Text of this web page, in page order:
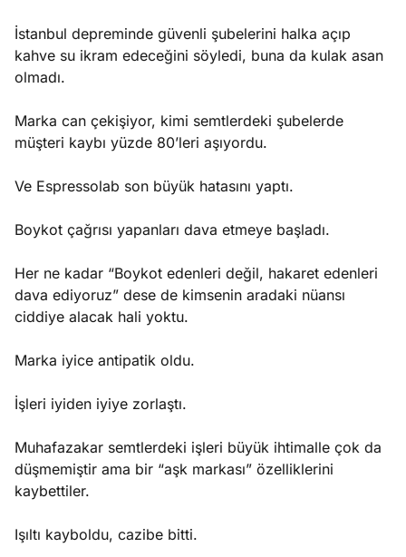
İstanbul depreminde güvenli şubelerini halka açıp
kahve su ikram edeceğini söyledi, buna da kulak asan
olmadı.
Marka can çekişiyor, kimi semtlerdeki şubelerde
müşteri kaybı yüzde 80’leri aşıyordu.
Ve Espressolab son büyük hatasını yaptı.
Boykot çağrısı yapanları dava etmeye başladı.
Her ne kadar “Boykot edenleri değil, hakaret edenleri
dava ediyoruz” dese de kimsenin aradaki nüansı
ciddiye alacak hali yoktu.
Marka iyice antipatik oldu.
İşleri iyiden iyiye zorlaştı.
Muhafazakar semtlerdeki işleri büyük ihtimalle çok da
düşmemiştir ama bir “aşk markası” özelliklerini
kaybettiler.
Işıltı kayboldu, cazibe bitti.